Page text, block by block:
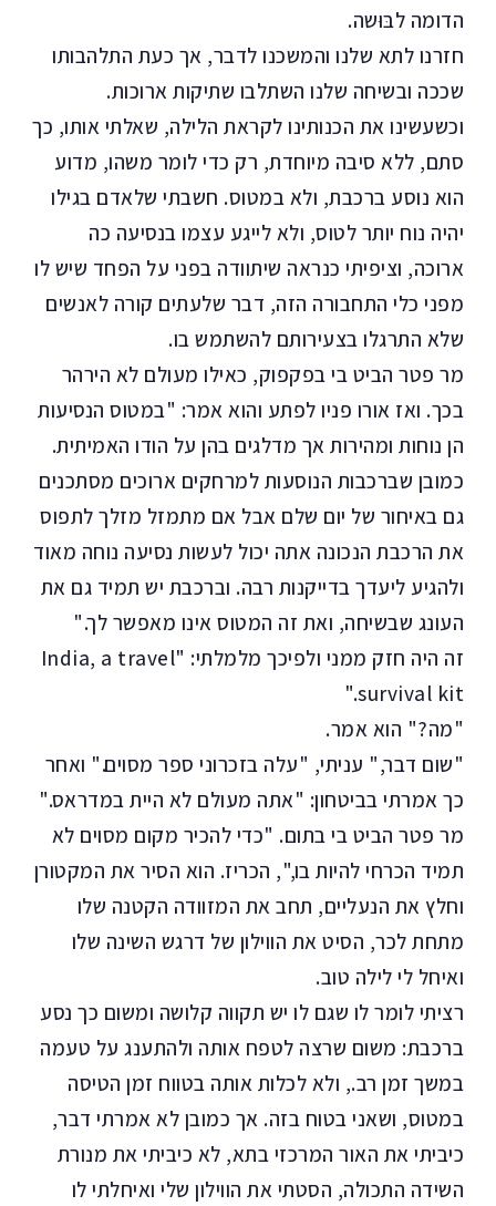
הדומה לבּוּשה.
חזרנו לתא שלנו והמשכנו לדבר, אך כעת התלהבותו
שככה ובשיחה שלנו השתלבו שתיקות ארוכות.
וכשעשינו את הכנותינו לקראת הלילה, שאלתי אותו, כך
סתם, ללא סיבה מיוחדת, רק כדי לומר משהו, מדוע
הוא נוסע ברכבת, ולא במטוס. חשבתי שלאדם בגילו
יהיה נוח יותר לטוס, ולא לייגע עצמו בנסיעה כה
ארוכה, וציפיתי כנראה שיתוודה בפני על הפחד שיש לו
מפני כלי התחבורה הזה, דבר שלעתים קורה לאנשים
שלא התרגלו בצעירותם להשתמש בו.
מר פטר הביט בי בפקפוק, כאילו מעולם לא הירהר
בכך. ואז אורו פניו לפתע והוא אמר: "במטוס הנסיעות
הן נוחות ומהירות אך מדלגים בהן על הודו האמיתית.
כמובן שברכבות הנוסעות למרחקים ארוכים מסתכנים
גם באיחור של יום שלם אבל אם מתמזל מזלך לתפוס
את הרכבת הנכונה אתה יכול לעשות נסיעה נוחה מאוד
ולהגיע ליעדך בדייקנות רבה. וברכבת יש תמיד גם את
העונג שבשיחה, ואת זה המטוס אינו מאפשר לך."
זה היה חזק ממני ולפיכך מלמלתי: "India, a travel
survival kit."
"מה?" הוא אמר.
"שום דבר," עניתי, "עלה בזכרוני ספר מסוים." ואחר
כך אמרתי בביטחון: "אתה מעולם לא היית במדראס."
מר פטר הביט בי בתום. "כדי להכיר מקום מסוים לא
תמיד הכרחי להיות בו,", הכריז. הוא הסיר את המקטורן
וחלץ את הנעליים, תחב את המזוודה הקטנה שלו
מתחת לכר, הסיט את הווילון של דרגש השינה שלו
ואיחל לי לילה טוב.
רציתי לומר לו שגם לו יש תקווה קלושה ומשום כך נסע
ברכבת: משום שרצה לטפח אותה ולהתענג על טעמה
במשך זמן רב., ולא לכלות אותה בטווח זמן הטיסה
במטוס, ושאני בטוח בזה. אך כמובן לא אמרתי דבר,
כיביתי את האור המרכזי בתא, לא כיביתי את מנורת
השידה התכולה, הסטתי את הווילון שלי ואיחלתי לו